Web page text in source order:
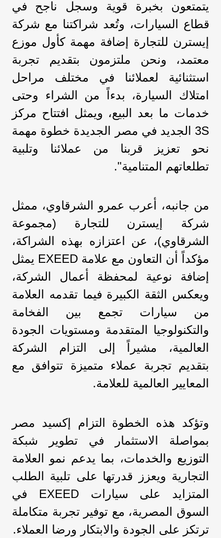
يتمتعون بخبرة قوية وسجل ناجح في
قطاع السيارات، وتُعد شراكتنا مع شركة
إيسترن للتجارة إضافة مهمة كأول موزع
معتمد، ونحن ملتزمون بتقديم تجربة
استثنائية لعملائنا في مختلف مراحل
امتلاك السيارة، بدءاً من الشراء وحتى
خدمات ما بعد البيع، ويمثل افتتاح مركز
3S الجديد في مصر الجديدة خطوة مهمة
نحو تعزيز قربنا من عملائنا وتلبية
تطلعاتهم المتنامية".
من جانبه، أعرب عمرو الشرقاوي، ممثل
شركة إيسترن للتجارة (مجموعة
الشرقاوي)، عن اعتزازه بهذه الشراكة،
مؤكداً أن التعاون مع علامة EXEED يمثل
إضافة نوعية لمحفظة أعمال الشركة،
ويعكس الثقة الكبيرة فيما تقدمه العلامة
من سيارات تجمع بين الفخامة
والتكنولوجيا المتقدمة ومستويات الجودة
العالمية، مشيراً إلى التزام الشركة
بتقديم تجربة عملاء متميزة تتوافق مع
المعايير العالمية للعلامة.
وتؤكد هذه الخطوة التزام إكسيد مصر
بمواصلة الاستثمار في تطوير شبكة
التوزيع والخدمات، بما يدعم نمو العلامة
التجارية ويعزز قدرتها على تلبية الطلب
المتزايد على سيارات EXEED في
السوق المصرية، مع توفير تجربة متكاملة
ترتكز على الجودة والابتكار ورضا العملاء.